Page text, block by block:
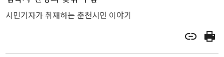
시민기자가 취재하는 춘천시민 이야기